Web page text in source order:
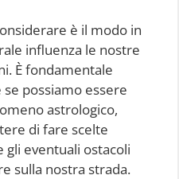
è il modo in
influenza le nostre
È fondamentale
possiamo essere
astrologico,
di fare scelte
gli eventuali ostacoli
sulla nostra strada.